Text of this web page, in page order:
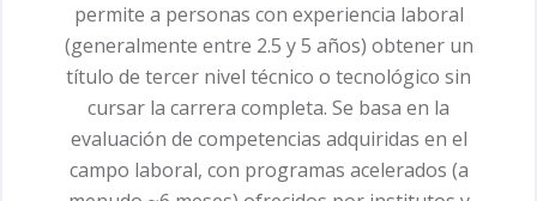
permite a personas con experiencia laboral
(generalmente entre 2.5 y 5 años) obtener un
título de tercer nivel técnico o tecnológico sin
cursar la carrera completa. Se basa en la
evaluación de competencias adquiridas en el
campo laboral, con programas acelerados (a